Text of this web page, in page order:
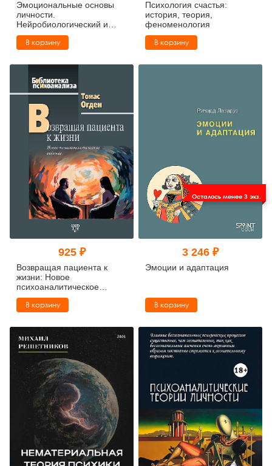
Эмоциональные основы
личности.
Нейробиологический и
эволюционный подход
В корзину
Психология счастья:
история, теория,
феноменология
В корзину
925 ₽
Возвращая пациента к
жизни: Новое
психоаналитическое
видение
В корзину
Осталось менее 3 экз.
3 246 ₽
Эмоции и адаптация
В корзину